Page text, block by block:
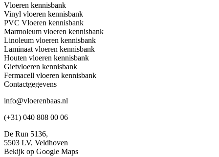
Vloeren kennisbank
Vinyl vloeren kennisbank
PVC Vloeren kennisbank
Marmoleum vloeren kennisbank
Linoleum vloeren kennisbank
Laminaat vloeren kennisbank
Houten vloeren kennisbank
Gietvloeren kennisbank
Fermacell vloeren kennisbank
Contactgegevens
info@vloerenbaas.nl
(+31) 040 808 00 06
De Run 5136,
5503 LV, Veldhoven
Bekijk op Google Maps